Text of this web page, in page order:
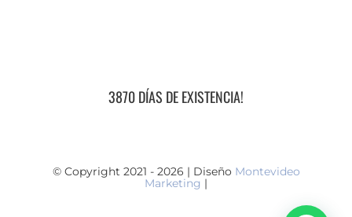
3870 DÍAS DE EXISTENCIA!
© Copyright 2021 - 2026 | Diseño Montevideo
Marketing |